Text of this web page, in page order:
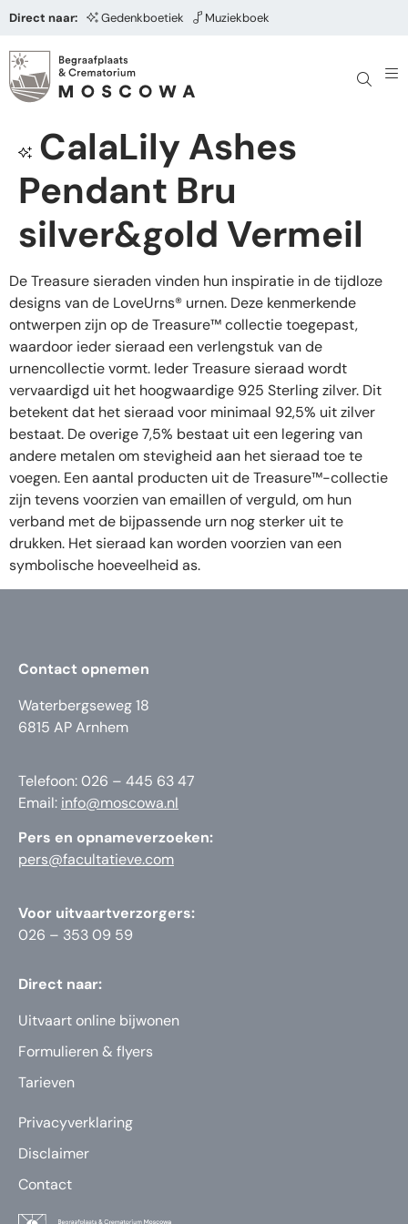
Direct naar: Gedenkboetiek Muziekboek
CalaLily Ashes
Pendant Bru
silver&gold Vermeil
De Treasure sieraden vinden hun inspiratie in de tijdloze
designs van de LoveUrns® urnen. Deze kenmerkende
ontwerpen zijn op de Treasure™ collectie toegepast,
waardoor ieder sieraad een verlengstuk van de
urnencollectie vormt. Ieder Treasure sieraad wordt
vervaardigd uit het hoogwaardige 925 Sterling zilver. Dit
betekent dat het sieraad voor minimaal 92,5% uit zilver
bestaat. De overige 7,5% bestaat uit een legering van
andere metalen om stevigheid aan het sieraad toe te
voegen. Een aantal producten uit de Treasure™-collectie
zijn tevens voorzien van emaillen of verguld, om hun
verband met de bijpassende urn nog sterker uit te
drukken. Het sieraad kan worden voorzien van een
symbolische hoeveelheid as.
Contact opnemen
Waterbergseweg 18
6815 AP Arnhem
Telefoon: 026 – 445 63 47
Email: info@moscowa.nl
Pers en opnameverzoeken:
pers@facultatieve.com
Voor uitvaartverzorgers:
026 – 353 09 59
Direct naar:
Uitvaart online bijwonen
Formulieren & flyers
Tarieven
Privacyverklaring
Disclaimer
Contact